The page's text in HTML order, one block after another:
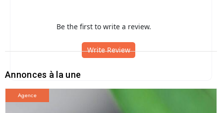
Be the first to write a review.
Write Review
Annonces à la une
Agence